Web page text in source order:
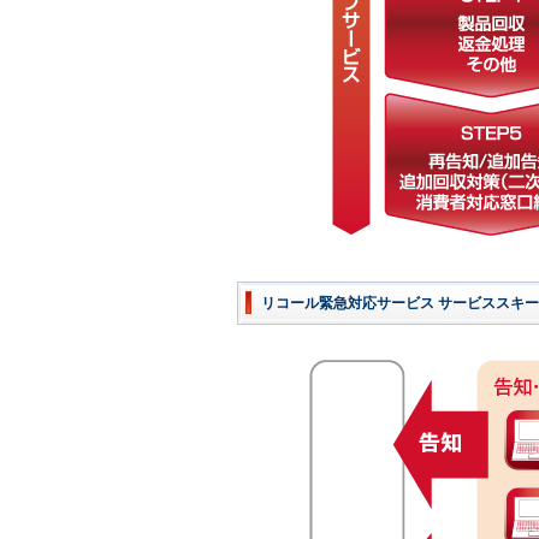
リコール緊急対応サービス サービススキ